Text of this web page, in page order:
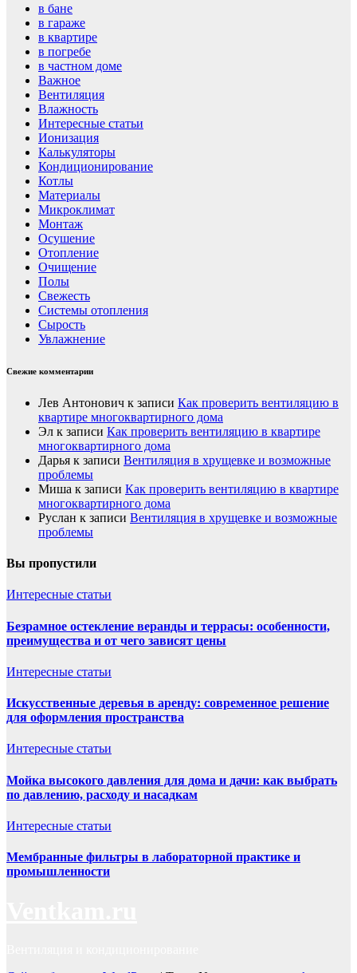
в бане
в гараже
в квартире
в погребе
в частном доме
Важное
Вентиляция
Влажность
Интересные статьи
Ионизация
Калькуляторы
Кондиционирование
Котлы
Материалы
Микроклимат
Монтаж
Осушение
Отопление
Очищение
Полы
Свежесть
Системы отопления
Сырость
Увлажнение
Свежие комментарии
Лев Антонович к записи Как проверить вентиляцию в
квартире многоквартирного дома
Эл к записи Как проверить вентиляцию в квартире
многоквартирного дома
Дарья к записи Вентиляция в хрущевке и возможные
проблемы
Миша к записи Как проверить вентиляцию в квартире
многоквартирного дома
Руслан к записи Вентиляция в хрущевке и возможные
проблемы
Вы пропустили
Интересные статьи
Безрамное остекление веранды и террасы: особенности,
преимущества и от чего зависят цены
Интересные статьи
Искусственные деревья в аренду: современное решение
для оформления пространства
Интересные статьи
Мойка высокого давления для дома и дачи: как выбрать
по давлению, расходу и насадкам
Интересные статьи
Мембранные фильтры в лабораторной практике и
промышленности